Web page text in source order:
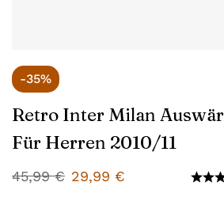
-35%
Retro Inter Milan
Für Herren 2010/11
45,99€ 29,99 €